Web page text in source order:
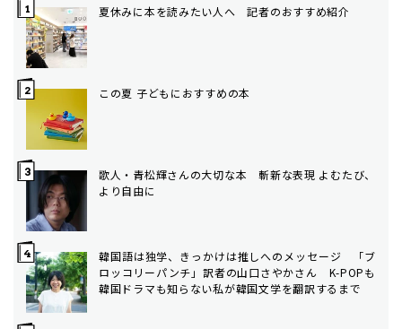
夏休みに本を読みたい人へ 記者のおすすめ紹介
この夏 子どもにおすすめの本
歌人・青松輝さんの大切な本 斬新な表現 よむたび、
より自由に
韓国語は独学、きっかけは推しへのメッセージ 「ブ
ロッコリーパンチ」訳者の山口さやかさん K-POPも
韓国ドラマも知らない私が韓国文学を翻訳するまで